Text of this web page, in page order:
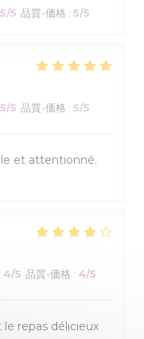
5/5 品質-価格 : 5/5
5/5 品質-価格 : 5/5
et attentionné.
4/5 品質-価格 : 4/5
repas délicieux